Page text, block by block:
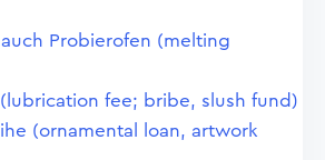
Probierofen (melting
fee; bribe, slush fund)
(ornamental loan, artwork